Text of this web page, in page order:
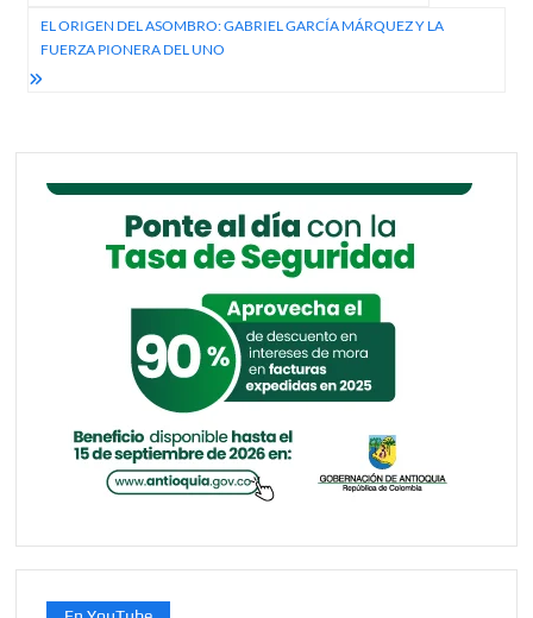
de
entradas
EL ORIGEN DEL ASOMBRO: GABRIEL GARCÍA MÁRQUEZ Y LA
FUERZA PIONERA DEL UNO